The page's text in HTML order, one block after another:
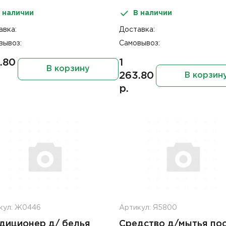
наличии
В корзину
В наличии
Доставка:
Самовывоз:
1
263.80
р.
В
Ж0446
д/ белья
Артикул: Я5800
Средство д/мытья